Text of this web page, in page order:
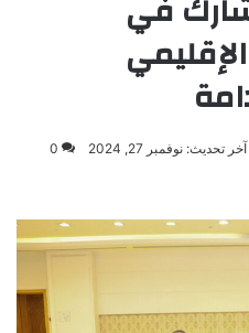
في
آخر تحديث: نوفمبر 27, 2024 0